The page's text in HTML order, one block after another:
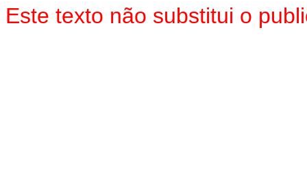
Este texto não substitui o